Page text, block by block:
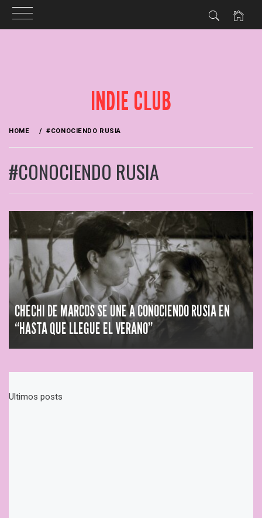
INDIE CLUB
HOME #CONOCIENDO RUSIA
#CONOCIENDO RUSIA
CHECHI DE MARCOS SE UNE A CONOCIENDO RUSIA EN
“HASTA QUE LLEGUE EL VERANO”
Ultimos posts